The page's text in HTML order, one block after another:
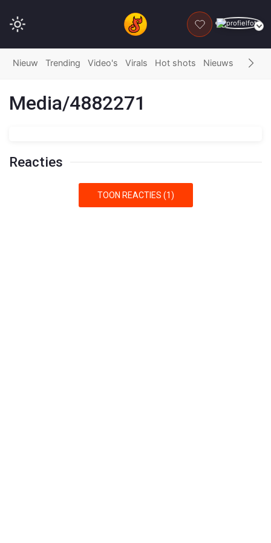
DONEER
Nieuw Trending Video's Virals Hot shots Nieuws Fails
Media/4882271
Reacties
TOON REACTIES (1)